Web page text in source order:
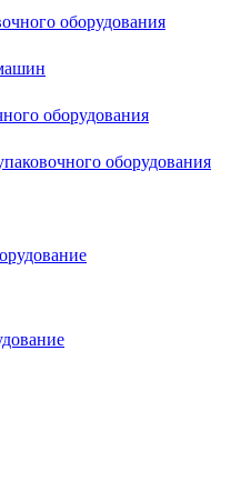
оборудования
оборудования
оборудования